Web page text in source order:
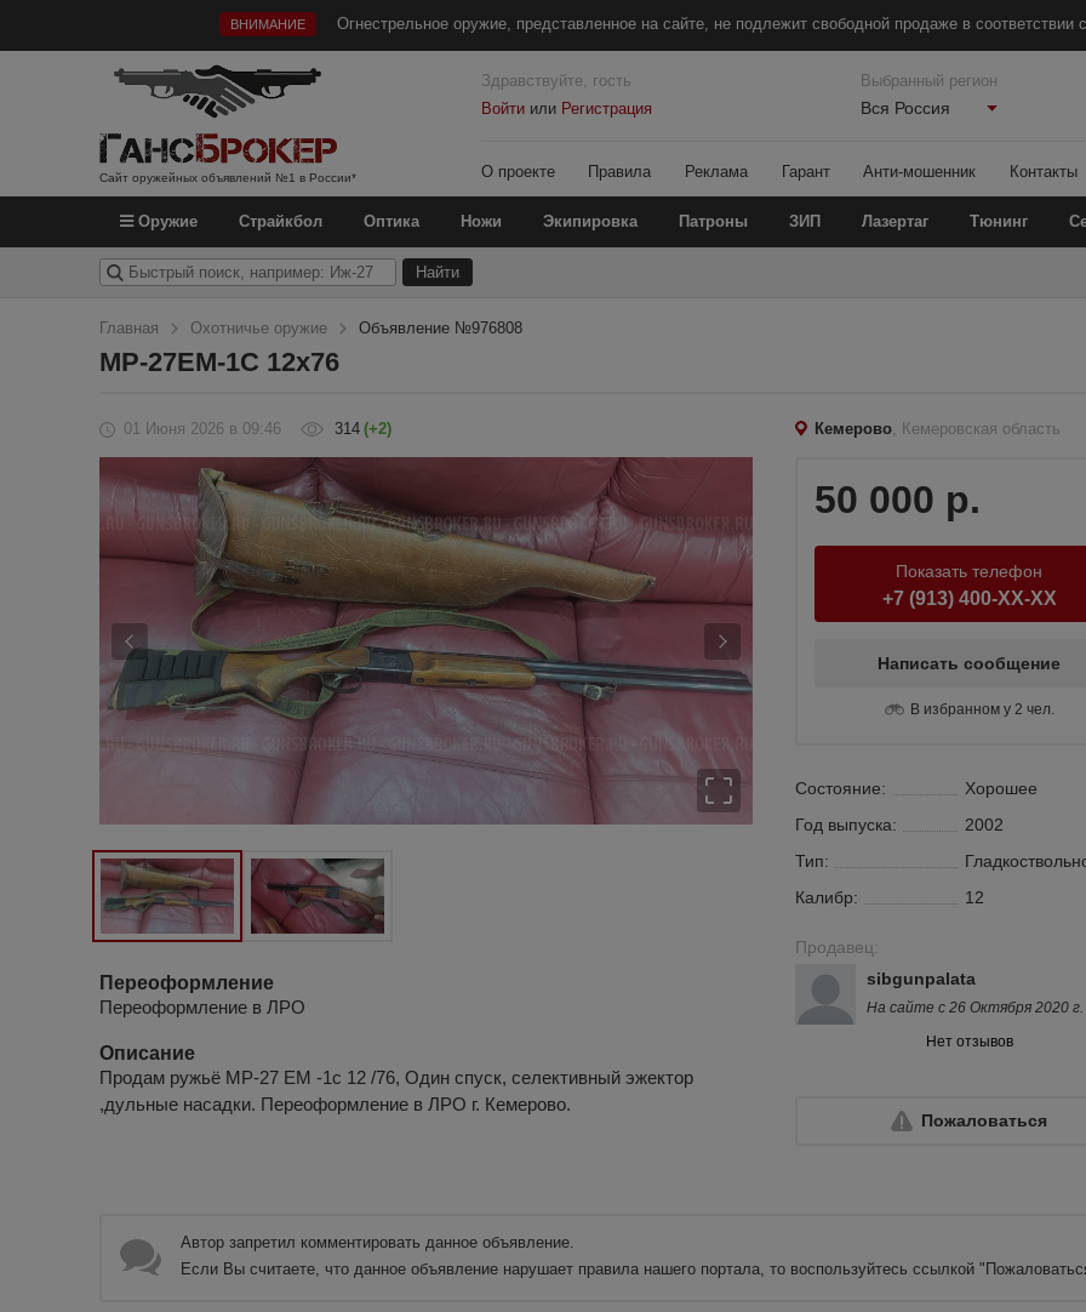
ВНИМАНИЕ Огнестрельное оружие, представленное на сайте, не подлежит свободной продаже в
Сайт оружейных объявлений №1 в России*
Здравствуйте, гость
Войтиили Регистрация
Выбранный регион
Вся Россия
О проекте Правила Реклама Гарант Анти-мошенник Контакты
Оружие Страйкбол Оптика Ножи Экипировка Патроны ЗИП Лазертаг Тюнинг
Главная Охотничье оружие Объявление №976808
МР-27ЕМ-1С 12х76
01 Июня 2026 в 09:46 314 (+2) Кемерово, Кемеровская область
Переоформление
Переоформление в ЛРО
Описание
Продам ружьё МР-27 ЕМ -1с 12 /76, Один спуск, селективный эжектор
,дульные насадки. Переоформление в ЛРО г. Кемерово.
50 000 р.
Показать телефон
+7 (913) 400-XX-XX
Написать сообщение
В избранном у 2 чел.
Состояние:
Хорошее
Год выпуска:
2002
Тип:
Калибр:
12
Продавец:
sibgunpalata
На сайте с 26 Октября 2020 г.
Нет отзывов
Пожаловаться
Автор запретил комментировать данное объявление.
Если Вы считаете, что данное объявление нарушает правила нашего портала, то воспользуйтесь ссылкой